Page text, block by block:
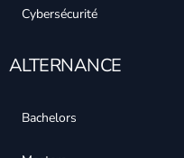
Cybersécurité
ALTERNANCE
Bachelors